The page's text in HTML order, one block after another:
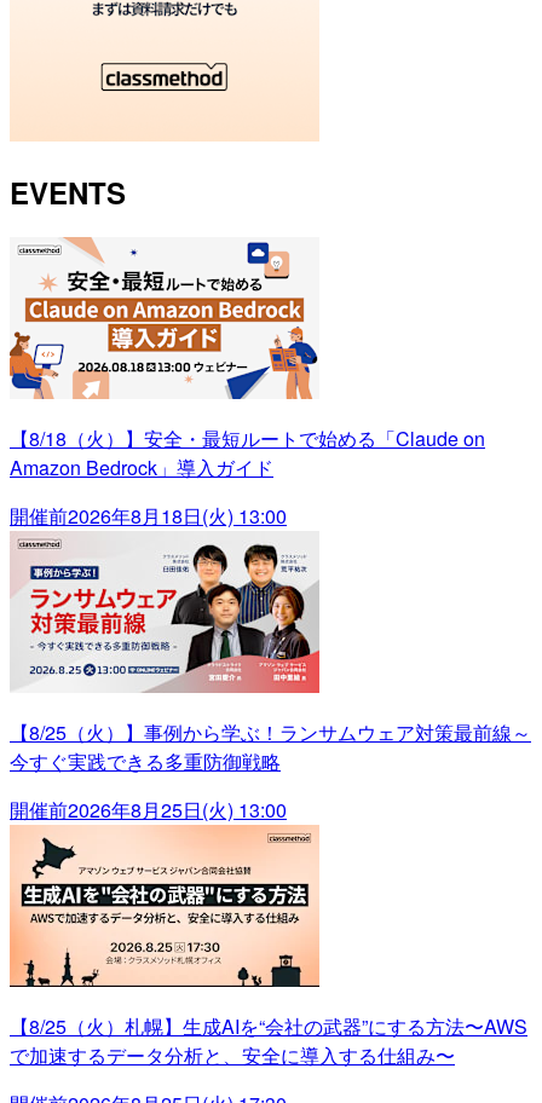
EVENTS
【8/18（火）】安全・最短ルートで始める「Claude on
Amazon Bedrock」導入ガイド
開催前2026年8月18日(火) 13:00
【8/25（火）】事例から学ぶ！ランサムウェア対策最前線～
今すぐ実践できる多重防御戦略
開催前2026年8月25日(火) 13:00
【8/25（火）札幌】生成AIを“会社の武器”にする方法〜AWS
で加速するデータ分析と、安全に導入する仕組み〜